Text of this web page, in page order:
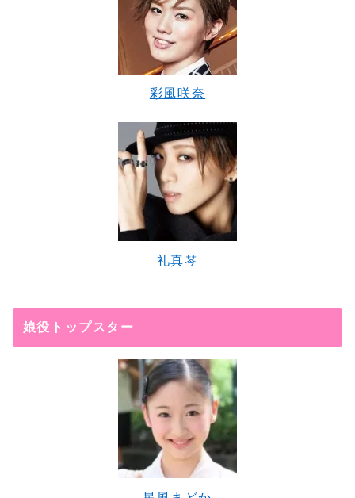
彩風咲奈
礼真琴
娘役トップスター